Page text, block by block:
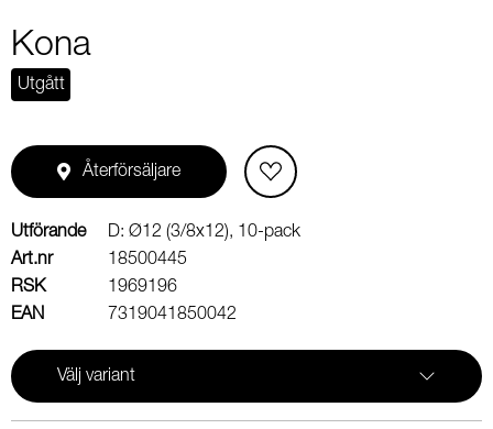
Kona
Utgått
Återförsäljare
Utförande
D: Ø12 (3/8x12), 10-pack
Art.nr
18500445
RSK
1969196
EAN
7319041850042
Välj variant